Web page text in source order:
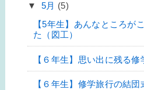
▼ 5月 (5)
【5年生】あんなところが
た（図工）
【６年生】思い出に残る
【６年生】修学旅行の結団